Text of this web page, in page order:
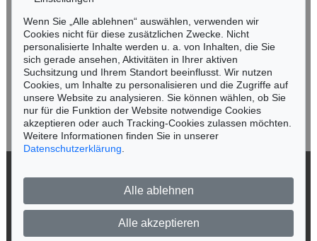
Auktion 342 - Lot 233
Ergebnis:
Wir informieren Sie rechtzeitig.
Jetzt zum Newsletter anmelden >
Impressum
Wenn Sie „Alle ablehnen“ auswählen, verwenden wir
Cookies nicht für diese zusätzlichen Zwecke. Nicht
personalisierte Inhalte werden u. a. von Inhalten, die Sie
sich gerade ansehen, Aktivitäten in Ihrer aktiven
Suchsitzung und Ihrem Standort beeinflusst. Wir nutzen
Cookies, um Inhalte zu personalisieren und die Zugriffe auf
unsere Website zu analysieren. Sie können wählen, ob Sie
nur für die Funktion der Website notwendige Cookies
akzeptieren oder auch Tracking-Cookies zulassen möchten.
Weitere Informationen finden Sie in unserer
Datenschutzerklärung
Alle ablehnen
Alle akzeptieren